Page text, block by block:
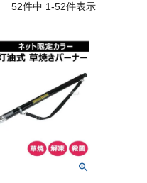
52件中 1-52件表示